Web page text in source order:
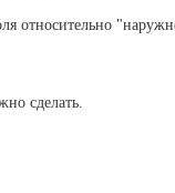
относительно
сделать.